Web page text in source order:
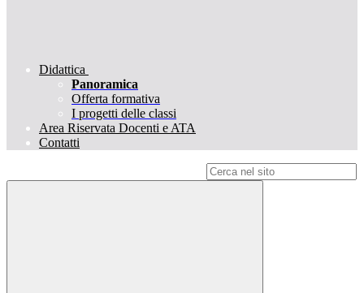
Didattica
Panoramica
Offerta formativa
I progetti delle classi
Area Riservata Docenti e ATA
Contatti